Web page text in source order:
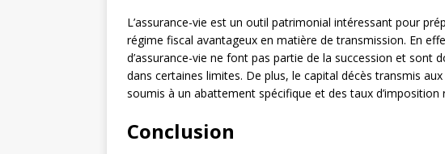
L’assurance-vie est un outil patrimonial intéressant pour
régime fiscal avantageux en matière de transmission. En
d’assurance-vie ne font pas partie de la succession et sont
dans certaines limites. De plus, le capital décès transmis
soumis à un abattement spécifique et des taux d’imposition
Conclusion